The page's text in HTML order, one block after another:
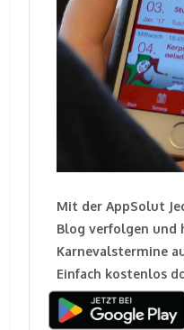
Mit der AppSolut
Blog verfolgen und
Karnevalstermine
Einfach kostenlos